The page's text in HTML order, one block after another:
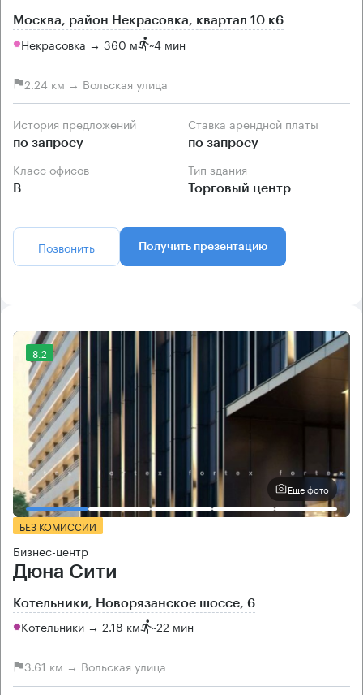
Москва, район Некрасовка, квартал 10 к6
Некрасовка → 360 м ~4 мин
2.24 км → Вольская улица
История предложений
по запросу
Ставка арендной платы
по запросу
Класс офисов
B
Тип здания
Торговый центр
Позвонить Получить презентацию
8.2
Еще фото
БЕЗ КОМИССИИ
Бизнес-центр
Дюна Сити
Котельники, Новорязанское шоссе, 6
Котельники → 2.18 км ~22 мин
3.61 км → Вольская улица